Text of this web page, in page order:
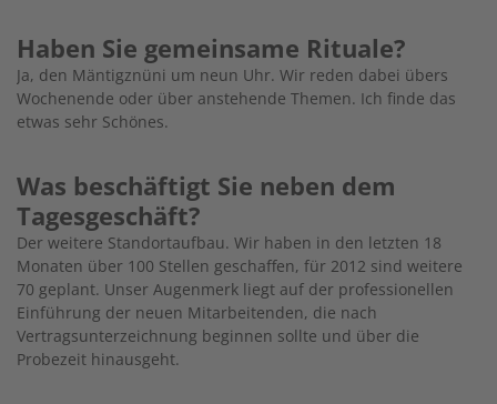
Haben Sie gemeinsame Rituale?
Ja, den Mäntigznüni um neun Uhr. Wir reden dabei übers
Wochenende oder über anstehende Themen. Ich finde das
etwas sehr Schönes.
Was beschäftigt Sie neben dem
Tagesgeschäft?
Der weitere Standortaufbau. Wir haben in den letzten 18
Monaten über 100 Stellen geschaffen, für 2012 sind weitere
70 geplant. Unser Augenmerk liegt auf der professionellen
Einführung der neuen Mitarbeitenden, die nach
Vertragsunterzeichnung beginnen sollte und über die
Probezeit hinausgeht.